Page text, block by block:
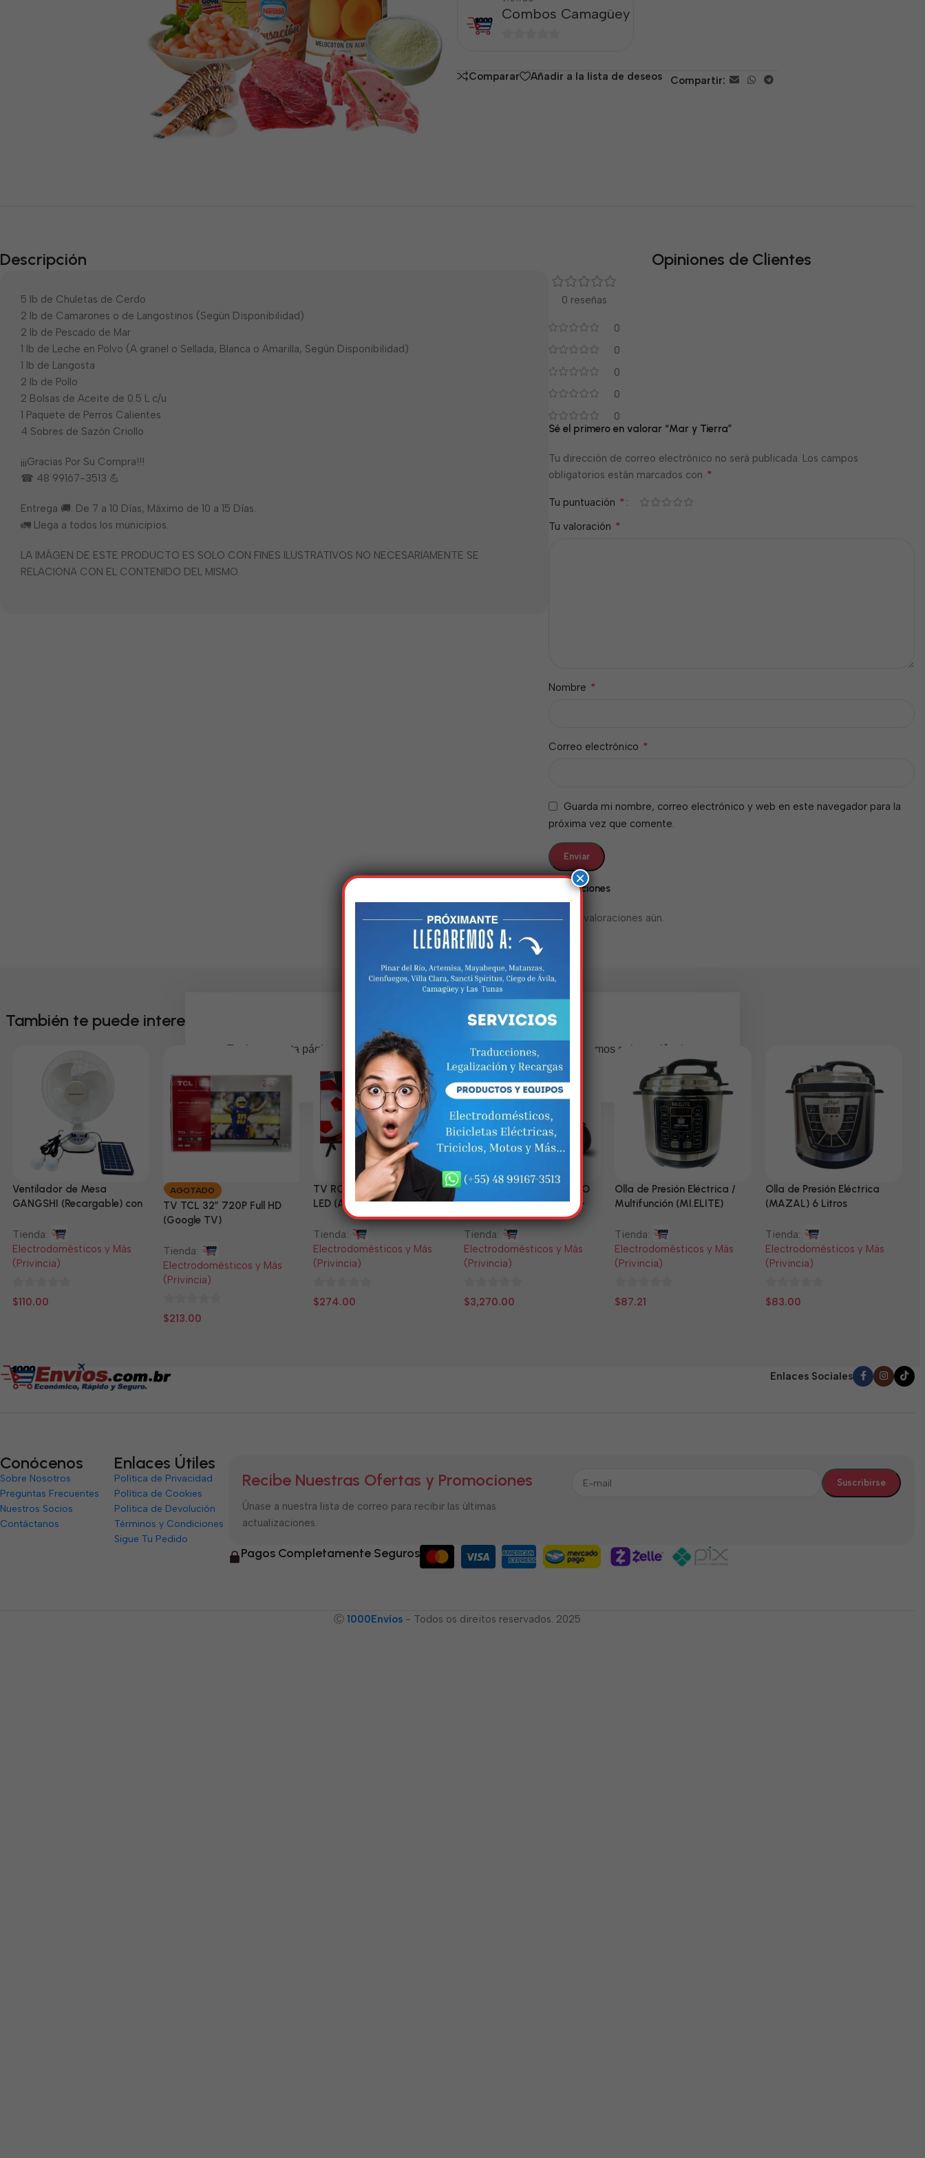
Combos Camagüey
5
Comparar Añadir a la lista de deseos Compartir:
Descripción
5 lb de Chuletas de Cerdo
2 lb de Camarones o de Langostinos (Según Disponibilidad)
2 lb de Pescado de Mar
1 lb de Leche en Polvo (A granel o Sellada, Blanca o Amarilla, Según Disponibilidad)
1 lb de Langosta
2 lb de Pollo
2 Bolsas de Aceite de 0.5 L c/u
1 Paquete de Perros Calientes
4 Sobres de Sazón Criollo
¡¡¡Gracias Por Su Compra!!!
☎ 48 99167-3513 💪
Entrega 🚚: De 7 a 10 Días, Máximo de 10 a 15 Días.
🚛 Llega a todos los municipios.
LA IMÁGEN DE ESTE PRODUCTO ES SOLO CON FINES ILUSTRATIVOS NO NECESARIAMENTE SE
RELACIONA CON EL CONTENIDO DEL MISMO.
Opiniones de Clientes
0 reseñas
0
0
0
0
0
Valoraciones
No hay valoraciones aún.
Sé el primero en valorar “Mar y Tierra”
Tu dirección de correo electrónico no será publicada. Los campos
obligatorios están marcados con *
Tu puntuación *
Tu valoración *
Nombre *
Correo electrónico *
Guarda mi nombre, correo electrónico y web en este navegador para la
próxima vez que comente.
También te puede interesar
Ventilador de Mesa
GANGSHI (Recargable) con
Tienda:
Electrodomésticos y Más
(Privincia)
0
$110.00
AGOTADO
TV TCL 32” 720P Full HD
(Google TV)
Tienda:
Electrodomésticos y Más
(Privincia)
0
$213.00
TV RCA 43” 1080P Full HD
LED (Android Smart TV)
Tienda:
Electrodomésticos y Más
(Privincia)
0
$274.00
Triciclo Eléctrico (MODELO
ZJ150-R) 60V/45~52AH-
1200W
Tienda:
Electrodomésticos y Más
(Privincia)
0
$3,270.00
Olla de Presión Eléctrica /
Multifunción (MI.ELITE)
Tienda:
Electrodomésticos y Más
(Privincia)
0
$87.21
Olla de Presión Eléctrica
(MAZAL) 6 Litros
Tienda:
Electrodomésticos y Más
(Privincia)
0
$83.00
Enlaces Sociales
Conócenos
Sobre Nosotros
Preguntas Frecuentes
Nuestros Socios
Contáctanos
Enlaces Útiles
Política de Privacidad
Política de Cookies
Política de Devolución
Términos y Condiciones
Sigue Tu Pedido
Recibe Nuestras Ofertas y Promociones
Únase a nuestra lista de correo para recibir las últimas
actualizaciones.
Pagos Completamente Seguros
Ⓒ 1000Envíos - Todos os direitos reservados. 2025
×
Estamos trabalhando nisso!
Em breve, esta página estará disponível com novidades incríveis. Agradecemos pela paciência e
compreensão.